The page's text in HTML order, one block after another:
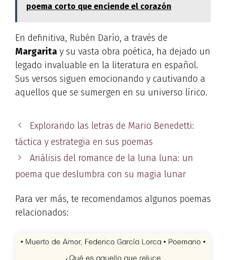
poema corto que enciende el corazón
En definitiva, Rubén Darío, a través de
Margarita y su vasta obra poética, ha dejado un
legado invaluable en la literatura en español.
Sus versos siguen emocionando y cautivando a
aquellos que se sumergen en su universo lírico.
Explorando las letras de Mario Benedetti:
táctica y estrategia en sus poemas
Análisis del romance de la luna luna: un
poema que deslumbra con su magia lunar
Para ver más, te recomendamos algunos poemas
relacionados: